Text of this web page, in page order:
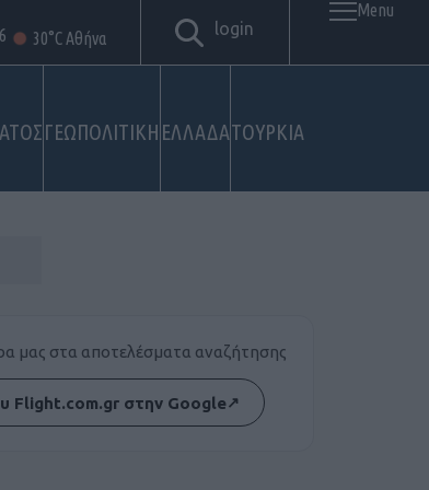
ΓΕΩΠΟΛΙΤΙΚΗ ΕΛΛΑΔΑΤΟΥΡΚΙΑ
30°C Αθήνα login
Menu
μας στα αποτελέσματα αναζήτησης
Flight.com.gr στην Google↗